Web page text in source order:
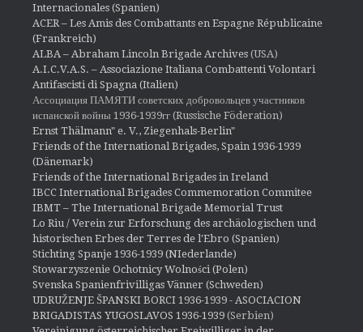
Internacionales (Spanien)
ACER – Les Amis des Combattants en Espagne Républicaine
(Frankreich)
ALBA – Abraham Lincoln Brigade Archives (USA)
A.I.C.V.A.S. – Associazione Italiana Combattenti Volontari
Antifascisti di Spagna (Italien)
Ассоциация ПАМЯТИ советских добровольцев участников
испанской войны 1936-1939гг (Russische Föderation)
Ernst Thälmann" e. V., Ziegenhals-Berlin"
Friends of the International Brigades, Spain 1936-1939
(Dänemark)
Friends of the International Brigades in Ireland
IBCC International Brigades Commemoration Commitee
IBMT – The International Brigade Memorial Trust
Lo Riu / Verein zur Erforschung des archäologischen und
historischen Erbes der Terres de l'Ebro (Spanien)
Stichting Spanje 1936-1939 (NIederlande)
Stowarzyszenie Ochotnicy Wolności (Polen)
Svenska Spanienfrivilligas Vänner (Schweden)
UDRUŽENJE ŠPANSKI BORCI 1936-1939 - ASOCIACION
BRIGADISTAS YUGOSLAVOS 1936-1939 (Serbien)